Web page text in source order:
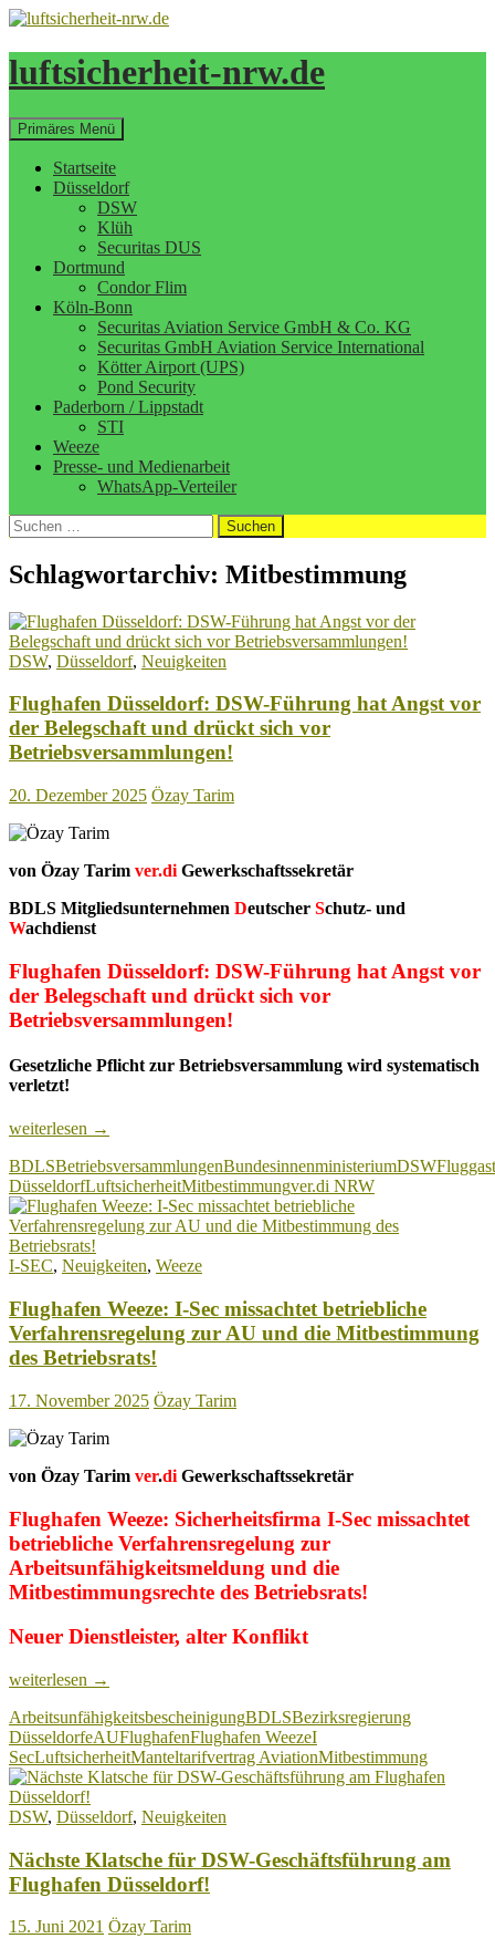
Zum
springen
luftsicherheit-nrw.de
Suchen
Primäres Menü
Startseite
Düsseldorf
DSW
Klüh
Securitas DUS
Dortmund
Condor Flim
Köln-Bonn
Securitas Aviation Service GmbH & Co. KG
Securitas GmbH Aviation Service International
Kötter Airport (UPS)
Pond Security
Paderborn / Lippstadt
STI
Weeze
Presse- und Medienarbeit
WhatsApp-Verteiler
Suchen
nach:
Schlagwortarchiv: Mitbestimmung
DSW, Düsseldorf, Neuigkeiten
Flughafen Düsseldorf: DSW-Führung hat Angst vor
der Belegschaft und drückt sich vor
Betriebsversammlungen!
20. Dezember 2025 Özay Tarim
von Özay Tarim ver.di Gewerkschaftssekretär
BDLS Mitgliedsunternehmen Deutscher Schutz- und
Wachdienst
Flughafen Düsseldorf: DSW-Führung hat Angst vor
der Belegschaft und drückt sich vor
Betriebsversammlungen!
Gesetzliche Pflicht zur Betriebsversammlung wird systematisch
verletzt!
Flughafen
DSW-
Führung
hat
Angst
vor
der
und
drückt
sich
vor
weiterlesen →
BDLSBetriebsversammlungenBundesinnenministeriumDSW
DüsseldorfLuftsicherheitMitbestimmungver.di NRW
I-SEC, Neuigkeiten, Weeze
Flughafen Weeze: I-Sec missachtet betriebliche
Verfahrensregelung zur AU und die Mitbestimmung
des Betriebsrats!
17. November 2025 Özay Tarim
von Özay Tarim ver.di Gewerkschaftssekretär
Flughafen Weeze: Sicherheitsfirma I-Sec missachtet
betriebliche Verfahrensregelung zur
Arbeitsunfähigkeitsmeldung und die
Mitbestimmungsrechte des Betriebsrats!
Neuer Dienstleister, alter Konflikt
Flughafen
I-
Sec
missachtet
betriebliche
Verfahrensregelung
zur
und
die
Mitbestimmung
des
Betriebsrats!
weiterlesen →
ArbeitsunfähigkeitsbescheinigungBDLSBezirksregierung
DüsseldorfeAUFlughafenFlughafen WeezeI
SecLuftsicherheitManteltarifvertrag AviationMitbestimmung
DSW, Düsseldorf, Neuigkeiten
Nächste Klatsche für DSW-Geschäftsführung am
Flughafen Düsseldorf!
15. Juni 2021 Özay Tarim